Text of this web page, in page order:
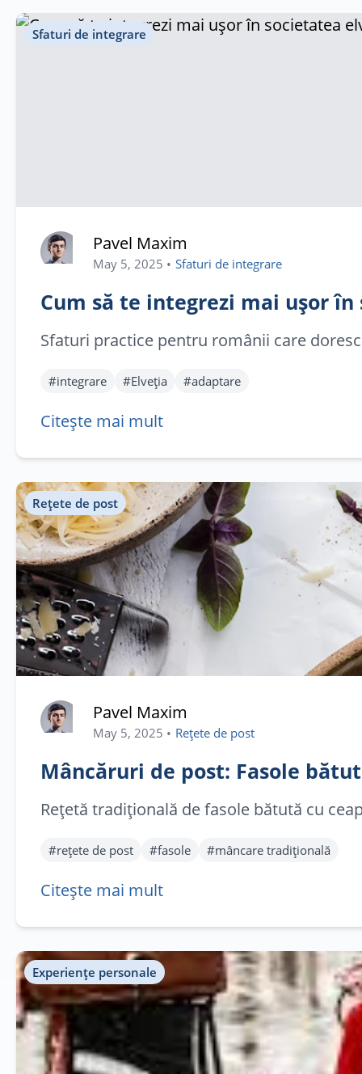
Anunțuri
Rețele Sociale
Sfaturi de integrare
Pavel Maxim
May 5, 2025 • Sfaturi de integrare
Cum să te integrezi mai ușor
Sfaturi practice pentru românii care
#integrare #Elveția #adaptare
Citește mai mult
Rețete de post
Pavel Maxim
May 5, 2025 • Rețete de post
Mâncăruri de post: Fasole
Rețetă tradițională de fasole bătută cu
#rețete de post #fasole #mâncare tradițională
Citește mai mult
Experiențe personale